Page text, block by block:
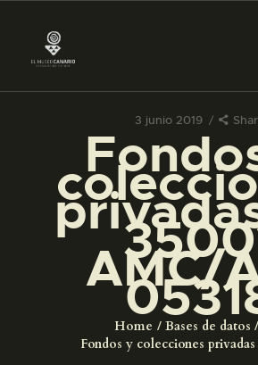
3 junio 2019
AMC/
Home Bases de datos
Fondos y colecciones privadas
PREPARAR LA
ACTIVIDADES
█
EL MUSEO